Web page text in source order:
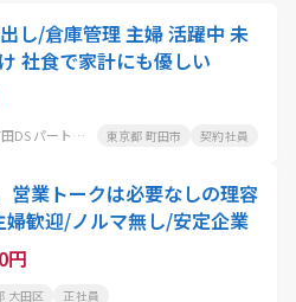
し/倉庫管理 主婦 活躍中 未
社食で家計にも優しい
アマゾンジャパン合同会社 東京町田DS パートタイム 東京都 町田市 契約社員
営業トークは必要なしの理容
歓迎/ノルマ無し/安定企業
円
大田区 正社員